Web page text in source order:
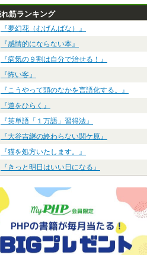
筋ランキング
『夢幻花（むげんばな）』
『感情的にならない本』
『病気の９割は自分で治せる！』
『怖い客』
『こうやって頭のなかを言語化する。』
『道をひらく』
『英単語「１万語」習得法』
『大谷吉継の終わらない関ケ原』
『猫を処方いたします。』
『きっと明日はいい日になる』